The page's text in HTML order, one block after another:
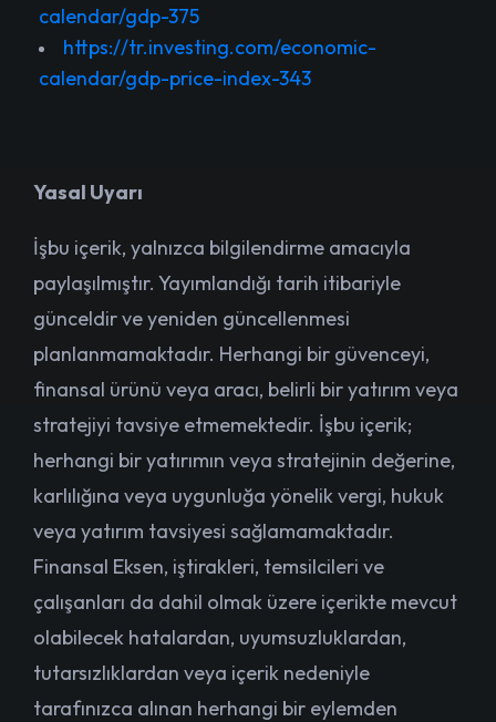
calendar/gdp-375
https://tr.investing.com/economic-
calendar/gdp-price-index-343
Yasal Uyarı
İşbu içerik, yalnızca bilgilendirme amacıyla
paylaşılmıştır. Yayımlandığı tarih itibariyle
günceldir ve yeniden güncellenmesi
planlanmamaktadır. Herhangi bir güvenceyi,
finansal ürünü veya aracı, belirli bir yatırım veya
stratejiyi tavsiye etmemektedir. İşbu içerik;
herhangi bir yatırımın veya stratejinin değerine,
karlılığına veya uygunluğa yönelik vergi, hukuk
veya yatırım tavsiyesi sağlamamaktadır.
Finansal Eksen, iştirakleri, temsilcileri ve
çalışanları da dahil olmak üzere içerikte mevcut
olabilecek hatalardan, uyumsuzluklardan,
tutarsızlıklardan veya içerik nedeniyle
tarafınızca alınan herhangi bir eylemden